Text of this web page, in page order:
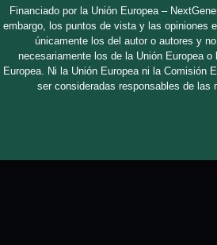
Financiado por la Unión Europea –
embargo, los puntos de vista y las opiniones
únicamente los del autor o autores y
necesariamente los de la Unión Europea o
Europea. Ni la Unión Europea ni la Comisión
ser consideradas responsables de las